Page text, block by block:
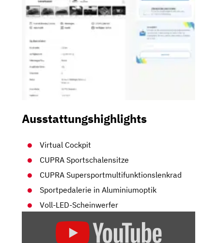
Ausstattungshighlights
Virtual Cockpit
CUPRA Sportschalensitze
CUPRA Supersportmultifunktionslenkrad
Sportpedalerie in Aluminiumoptik
Voll-LED-Scheinwerfer